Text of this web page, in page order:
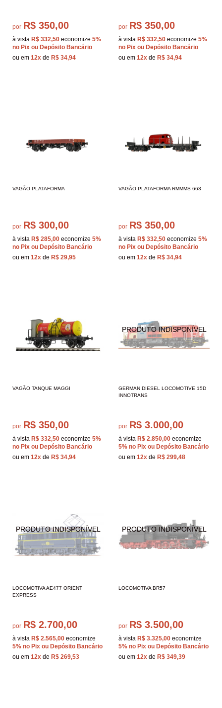
por R$ 350,00
à vista R$ 332,50 economize 5%
no Pix ou Depósito Bancário
ou em 12x de R$ 34,94
por R$ 350,00
à vista R$ 332,50 economize 5%
no Pix ou Depósito Bancário
ou em 12x de R$ 34,94
VAGÃO PLATAFORMA
por R$ 300,00
à vista R$ 285,00 economize 5%
no Pix ou Depósito Bancário
ou em 12x de R$ 29,95
VAGÃO PLATAFORMA RMMMS 663
por R$ 350,00
à vista R$ 332,50 economize 5%
no Pix ou Depósito Bancário
ou em 12x de R$ 34,94
VAGÃO TANQUE MAGGI
por R$ 350,00
à vista R$ 332,50 economize 5%
no Pix ou Depósito Bancário
ou em 12x de R$ 34,94
GERMAN DIESEL LOCOMOTIVE 15D
INNOTRANS
por R$ 3.000,00
à vista R$ 2.850,00 economize
5% no Pix ou Depósito Bancário
ou em 12x de R$ 299,48
LOCOMOTIVA AE477 ORIENT
EXPRESS
por R$ 2.700,00
à vista R$ 2.565,00 economize
5% no Pix ou Depósito Bancário
ou em 12x de R$ 269,53
LOCOMOTIVA BR57
por R$ 3.500,00
à vista R$ 3.325,00 economize
5% no Pix ou Depósito Bancário
ou em 12x de R$ 349,39